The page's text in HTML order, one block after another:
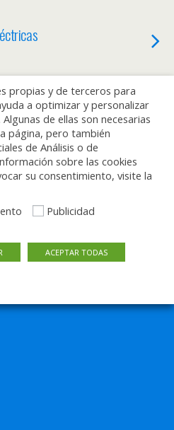
Carabanchel, un
sostenible
Escritorio
propias y de terceros para
a optimizar y personalizar
de ellas son necesarias
página, pero también
de Análisis o de
sobre las cookies
su consentimiento, visite la
Publicidad
ACEPTAR TODAS